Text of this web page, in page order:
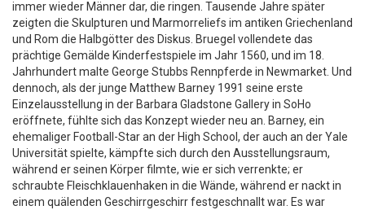
immer wieder Männer dar, die ringen. Tausende Jahre später
zeigten die Skulpturen und Marmorreliefs im antiken Griechenland
und Rom die Halbgötter des Diskus. Bruegel vollendete das
prächtige Gemälde Kinderfestspiele im Jahr 1560, und im 18.
Jahrhundert malte George Stubbs Rennpferde in Newmarket. Und
dennoch, als der junge Matthew Barney 1991 seine erste
Einzelausstellung in der Barbara Gladstone Gallery in SoHo
eröffnete, fühlte sich das Konzept wieder neu an. Barney, ein
ehemaliger Football-Star an der High School, der auch an der Yale
Universität spielte, kämpfte sich durch den Ausstellungsraum,
während er seinen Körper filmte, wie er sich verrenkte; er
schraubte Fleischklauenhaken in die Wände, während er nackt in
einem quälenden Geschirrgeschirr festgeschnallt war. Es war